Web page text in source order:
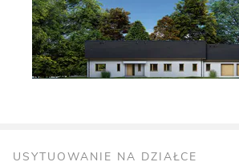
USYTUOWANIE NA DZIAŁCE